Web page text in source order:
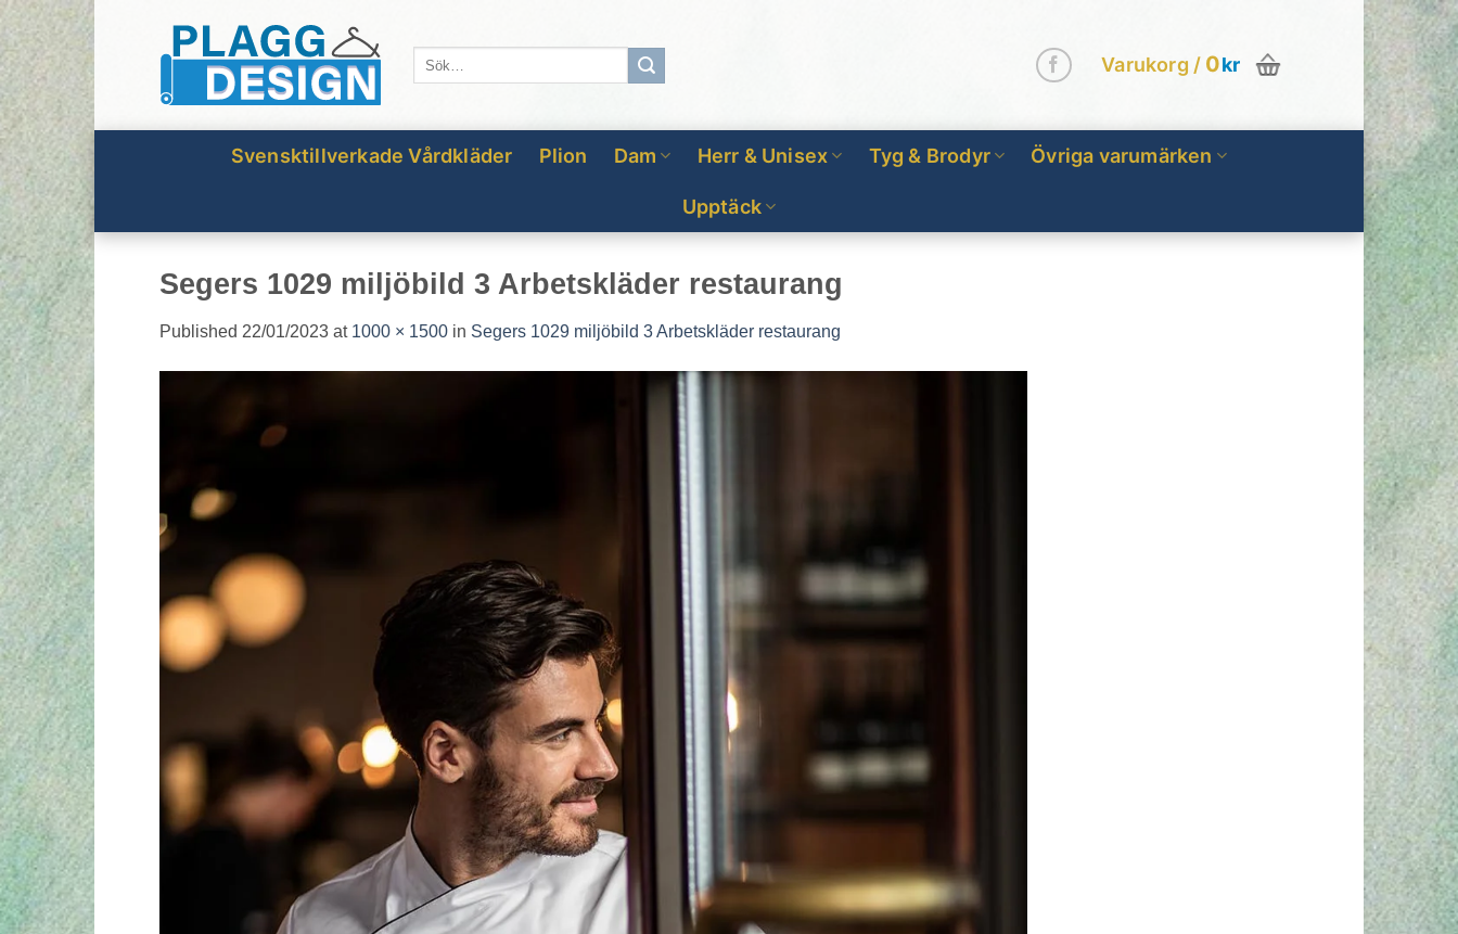
Varukorg / 0kr
Svensktillverkade Vårdkläder Plion Dam Herr & Unisex Tyg & Brodyr Övriga varumärken
Upptäck
Segers 1029 miljöbild 3 Arbetskläder restaurang
Published 22/01/2023 at 1000 × 1500 in Segers 1029 miljöbild 3 Arbetskläder restaurang